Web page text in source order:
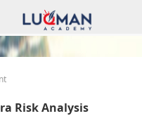
Risk Analysis